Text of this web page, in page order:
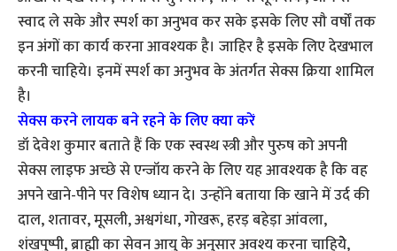
स्वाद ले सके और स्पर्श का अनुभव कर सके इसके लिए सौ वर्षों तक
इन अंगों का कार्य करना आवश्यक है। जाहिर है इसके लिए देखभाल
करनी चाहिये। इनमें स्पर्श का अनुभव के अंतर्गत सेक्स क्रिया शामिल
है।
सेक्स करने लायक बने रहने के लिए क्या करें
डॉ देवेश कुमार बताते हैं कि एक स्वस्थ स्त्री और पुरुष को अपनी
सेक्स लाइफ अच्छे से एन्जॉय करने के लिए यह आवश्यक है कि वह
अपने खाने-पीने पर विशेष ध्यान दे। उन्होंने बताया कि खाने में उर्द की
दाल, शतावर, मूसली, अश्वगंधा, गोखरू, हरड़ बहेड़ा आंवला,
शंखपुष्पी, ब्राह्मी का सेवन आयु के अनुसार अवश्य करना चाहियेेे,